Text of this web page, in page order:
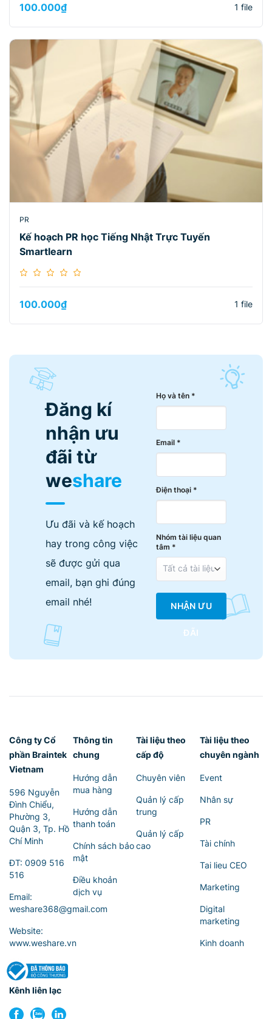
100.000₫ 1 file
PR
Kế hoạch PR học Tiếng Nhật Trực Tuyến
Smartlearn
100.000₫ 1 file
Đăng kí
nhận ưu
đãi từ
weshare
Ưu đãi và kế hoạch
hay trong công việc
sẽ được gửi qua
email, bạn ghi đúng
email nhé!
Họ và tên *
Email *
Điện thoại *
Nhóm tài liệu quan
tâm *
NHẬN ƯU
ĐÃI
Công ty Cổ
phần Braintek
Vietnam
596 Nguyễn
Đình Chiểu,
Phường 3,
Quận 3, Tp. Hồ
Chí Minh
ĐT: 0909 516
516
Email:
weshare368@gmail.com
Website:
www.weshare.vn
Thông tin
chung
Hướng dẫn
mua hàng
Hướng dẫn
thanh toán
Chính sách bảo
mật
Điều khoản
dịch vụ
Tài liệu theo
cấp độ
Chuyên viên
Quản lý cấp
trung
Quản lý cấp
cao
Tài liệu theo
chuyên ngành
Event
Nhân sự
PR
Tài chính
Tai lieu CEO
Marketing
Digital
marketing
Kinh doanh
Kênh liên lạc